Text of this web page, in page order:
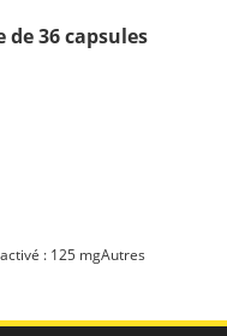
de 36 capsules
: 125 mgAutres